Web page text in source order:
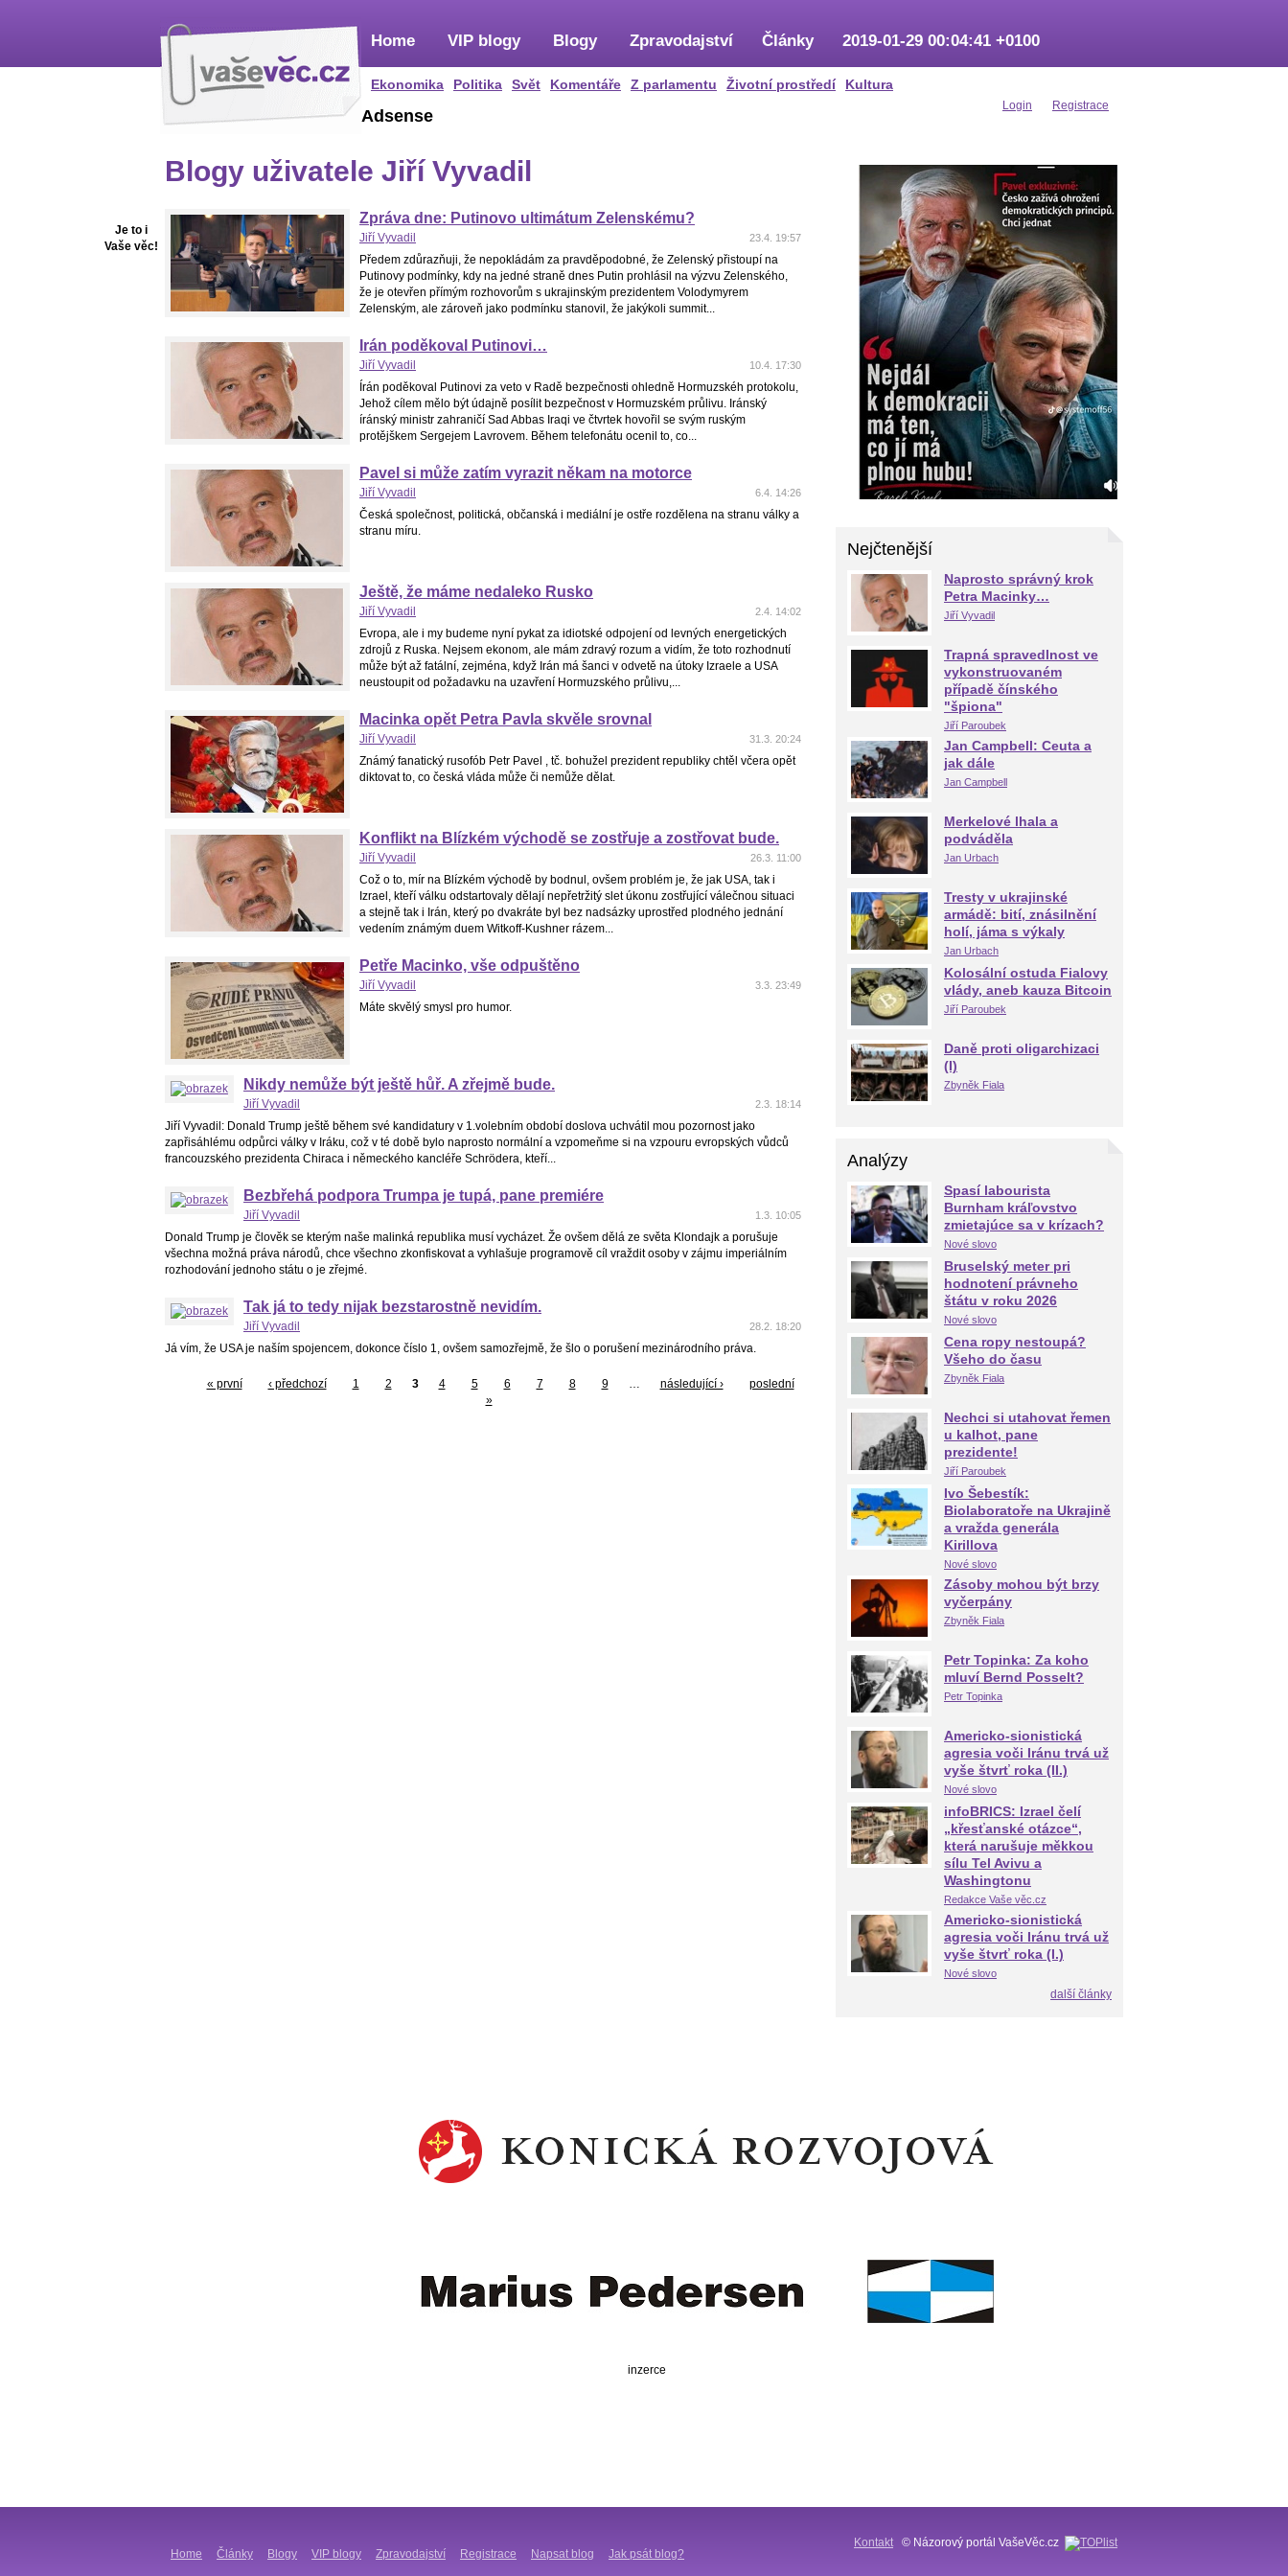
Home
Ekonomika Politika Svět Komentáře Z parlamentu Životní prostředí Kultura
VIP blogy Blogy Zpravodajství Články 2019-01-29 00:04:41 +0100
Login Registrace
Je to i
Vaše věc!
Adsense
Blogy uživatele Jiří Vyvadil
Zpráva dne: Putinovo ultimátum Zelenskému?
23.4. 19:57
Jiří Vyvadil
Předem zdůrazňuji, že nepokládám za pravděpodobné, že Zelenský přistoupí na
Putinovy podmínky, kdy na jedné straně dnes Putin prohlásil na výzvu Zelenského,
že je otevřen přímým rozhovorům s ukrajinským prezidentem Volodymyrem
Zelenským, ale zároveň jako podmínku stanovil, že jakýkoli summit...
Irán poděkoval Putinovi…
10.4. 17:30
Jiří Vyvadil
Írán poděkoval Putinovi za veto v Radě bezpečnosti ohledně Hormuzskéh protokolu,
Jehož cílem mělo být údajně posílit bezpečnost v Hormuzském průlivu. Iránský
íránský ministr zahraničí Sad Abbas Iraqi ve čtvrtek hovořil se svým ruským
protějškem Sergejem Lavrovem. Během telefonátu ocenil to, co...
Pavel si může zatím vyrazit někam na motorce
6.4. 14:26
Jiří Vyvadil
Česká společnost, politická, občanská i mediální je ostře rozdělena na stranu války a
stranu míru.
Ještě, že máme nedaleko Rusko
2.4. 14:02
Jiří Vyvadil
Evropa, ale i my budeme nyní pykat za idiotské odpojení od levných energetických
zdrojů z Ruska. Nejsem ekonom, ale mám zdravý rozum a vidím, že toto rozhodnutí
může být až fatální, zejména, když Irán má šanci v odvetě na útoky Izraele a USA
neustoupit od požadavku na uzavření Hormuzského průlivu,...
Macinka opět Petra Pavla skvěle srovnal
31.3. 20:24
Jiří Vyvadil
Známý fanatický rusofób Petr Pavel , tč. bohužel prezident republiky chtěl včera opět
diktovat to, co česká vláda může či nemůže dělat.
Konflikt na Blízkém východě se zostřuje a zostřovat bude.
26.3. 11:00
Jiří Vyvadil
Což o to, mír na Blízkém východě by bodnul, ovšem problém je, že jak USA, tak i
Izrael, kteří válku odstartovaly dělají nepřetržitý slet úkonu zostřující válečnou situaci
a stejně tak i Irán, který po dvakráte byl bez nadsázky uprostřed plodného jednání
vedením známým duem Witkoff-Kushner rázem...
Petře Macinko, vše odpuštěno
3.3. 23:49
Jiří Vyvadil
Máte skvělý smysl pro humor.
Nikdy nemůže být ještě hůř. A zřejmě bude.
2.3. 18:14
Jiří Vyvadil
Jiří Vyvadil: Donald Trump ještě během své kandidatury v 1.volebním období doslova uchvátil mou pozornost jako
zapřisáhlému odpůrci války v Iráku, což v té době bylo naprosto normální a vzpomeňme si na vzpouru evropských vůdců
francouzského prezidenta Chiraca i německého kancléře Schrödera, kteří...
Bezbřehá podpora Trumpa je tupá, pane premiére
1.3. 10:05
Jiří Vyvadil
Donald Trump je člověk se kterým naše malinká republika musí vycházet. Že ovšem dělá ze světa Klondajk a porušuje
všechna možná práva národů, chce všechno zkonfiskovat a vyhlašuje programově cíl vraždit osoby v zájmu imperiálním
rozhodování jednoho státu o je zřejmé.
Tak já to tedy nijak bezstarostně nevidím.
28.2. 18:20
Jiří Vyvadil
Já vím, že USA je naším spojencem, dokonce číslo 1, ovšem samozřejmě, že šlo o porušení mezinárodního práva.
« první ‹ předchozí 1 2 3 4 5 6 7 8 9 … následující ›
poslední
»
Nejčtenější
Naprosto správný krok
Petra Macinky…
Jiří Vyvadil
Trapná spravedlnost ve
vykonstruovaném
případě čínského
"špiona"
Jiří Paroubek
Jan Campbell: Ceuta a
jak dále
Jan Campbell
Merkelové lhala a
podváděla
Jan Urbach
Tresty v ukrajinské
armádě: bití, znásilnění
holí, jáma s výkaly
Jan Urbach
Kolosální ostuda Fialovy
vlády, aneb kauza Bitcoin
Jiří Paroubek
Daně proti oligarchizaci
(I)
Zbyněk Fiala
Analýzy
Spasí labourista
Burnham kráľovstvo
zmietajúce sa v krízach?
Nové slovo
Bruselský meter pri
hodnotení právneho
štátu v roku 2026
Nové slovo
Cena ropy nestoupá?
Všeho do času
Zbyněk Fiala
Nechci si utahovat řemen
u kalhot, pane
prezidente!
Jiří Paroubek
Ivo Šebestík:
Biolaboratoře na Ukrajině
a vražda generála
Kirillova
Nové slovo
Zásoby mohou být brzy
vyčerpány
Zbyněk Fiala
Petr Topinka: Za koho
mluví Bernd Posselt?
Petr Topinka
Americko-sionistická
agresia voči Iránu trvá už
vyše štvrť roka (II.)
Nové slovo
infoBRICS: Izrael čelí
„křesťanské otázce“,
která narušuje měkkou
sílu Tel Avivu a
Washingtonu
Redakce Vaše věc.cz
Americko-sionistická
agresia voči Iránu trvá už
vyše štvrť roka (I.)
Nové slovo
další články
inzerce
Home Články Blogy VIP blogy Zpravodajství Registrace Napsat blog Jak psát blog?
Kontakt © Názorový portál VašeVěc.cz